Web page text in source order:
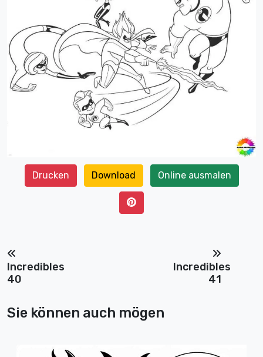
Drucken Download Online ausmalen
Incredibles
40
Incredibles
41
Sie können auch mögen